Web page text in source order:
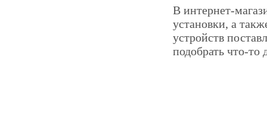
В интернет-
установки, а
устройств
подобрать что-то